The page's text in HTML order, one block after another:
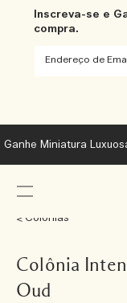
Inscreva-se e
compra.
Colônias
Colônia
Oud